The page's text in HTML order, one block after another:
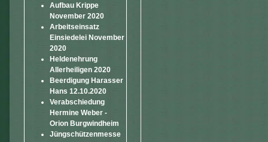
Aufbau Krippe
November 2020
Arbeitseinsatz
Einsiedelei November
2020
Heldenehrung
Allerheiligen 2020
Beerdigung Harasser
Hans 12.10.2020
Verabschiedung
Hermine Weber -
Orion Burgwindheim
Jüngschützenmesse